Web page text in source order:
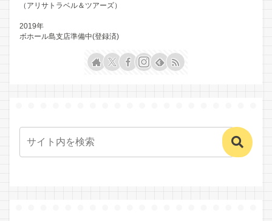
（アリサトラベル＆ツアーズ）
2019年
ボホール島支店準備中(登録済)